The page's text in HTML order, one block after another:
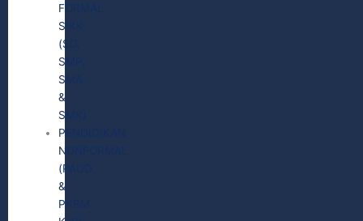
FORMAL
SIKK
(SD,
SMP,
SMA
&
SMK)
PENDIDIKAN
NONFORMAL
(PAUD
&
PKBM